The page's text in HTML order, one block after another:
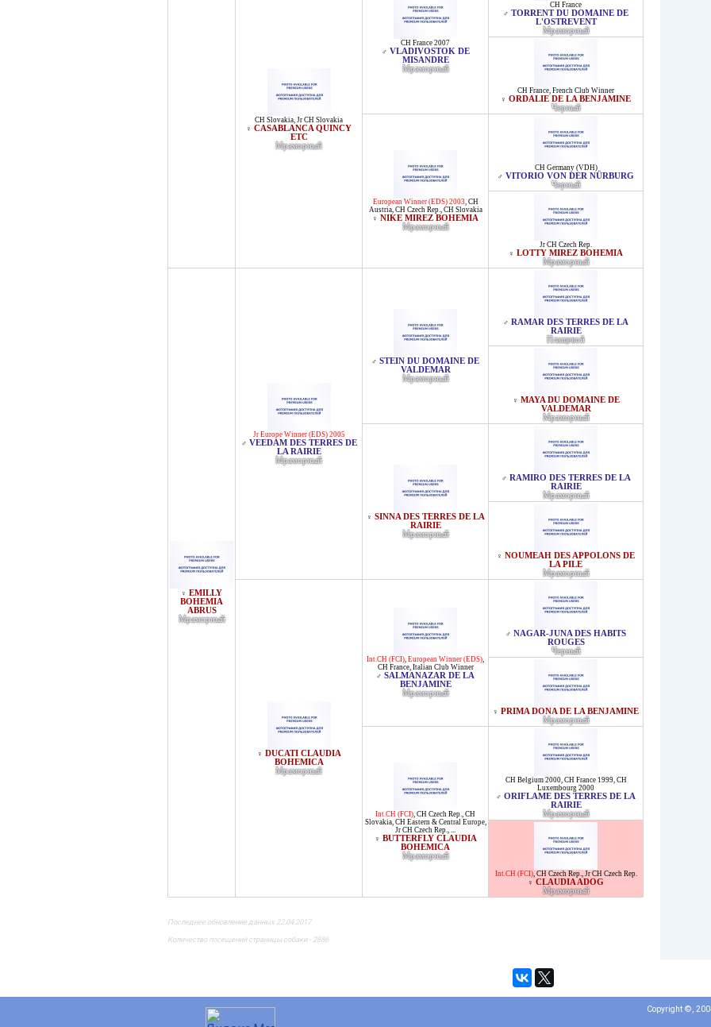
CH Slovakia, Jr CH Slovakia
♀ CASABLANCA QUINCY
ETC
Мраморный
CH France 2007
♂ VLADIVOSTOK DE
MISANDRE
Мраморный
CH France
♂ TORRENT DU DOMAINE DE
L'OSTREVENT
Мраморный
CH France, French Club Winner
♀ ORDALIE DE LA BENJAMINE
Черный
European Winner (EDS) 2003, CH
Austria, CH Czech Rep., CH Slovakia
♀ NIKE MIREZ BOHEMIA
Мраморный
CH Germany (VDH)
♂ VITORIO VON DER NÜRBURG
Черный
Jr CH Czech Rep.
♀ LOTTY MIREZ BOHEMIA
Мраморный
♀ EMILLY
BOHEMIA
ABRUS
Мраморный
Jr Europe Winner (EDS) 2005
♂ VEEDAM DES TERRES DE
LA RAIRIE
Мраморный
♂ STEIN DU DOMAINE DE
VALDEMAR
Мраморный
♂ RAMAR DES TERRES DE LA
RAIRIE
Плащевой
♀ MAYA DU DOMAINE DE
VALDEMAR
Мраморный
♀ SINNA DES TERRES DE LA
RAIRIE
Мраморный
♂ RAMIRO DES TERRES DE LA
RAIRIE
Мраморный
♀ NOUMEAH DES APPOLONS DE
LA PILE
Мраморный
♀ DUCATI CLAUDIA
BOHEMICA
Мраморный
Int.CH (FCI), European Winner (EDS),
CH France, Italian Club Winner
♂ SALMANAZAR DE LA
BENJAMINE
Мраморный
♂ NAGAR-JUNA DES HABITS
ROUGES
Черный
♀ PRIMA DONA DE LA BENJAMINE
Мраморный
Int.CH (FCI), CH Czech Rep., CH
Slovakia, CH Eastern & Central Europe,
Jr CH Czech Rep., ...
♀ BUTTERFLY CLAUDIA
BOHEMICA
Мраморный
CH Belgium 2000, CH France 1999, CH
Luxembourg 2000
♂ ORIFLAME DES TERRES DE LA
RAIRIE
Мраморный
Int.CH (FCI), CH Czech Rep., Jr CH Czech Rep.
♀ CLAUDIA ADOG
Мраморный
Последнее обновление данных 22.04.2017
Количество посещений страницы собаки - 2886
Copyright ©,